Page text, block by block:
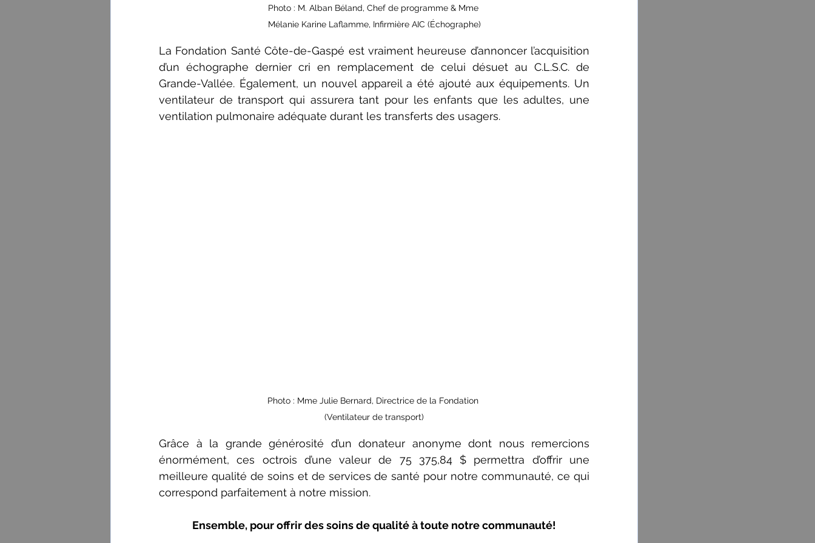
Photo : M. Alban Béland, Chef de programme & Mme
Mélanie Karine Laflamme, Infirmière AIC (Échographe)
La Fondation Santé Côte-de-Gaspé est vraiment heureuse d’annoncer l’acquisition
d’un échographe dernier cri en remplacement de celui désuet au C.L.S.C. de
Grande-Vallée. Également, un nouvel appareil a été ajouté aux équipements. Un
ventilateur de transport qui assurera tant pour les enfants que les adultes, une
ventilation pulmonaire adéquate durant les transferts des usagers.
Photo : Mme Julie Bernard, Directrice de la Fondation
(Ventilateur de transport)
Grâce à la grande générosité d’un donateur anonyme dont nous remercions
énormément, ces octrois d’une valeur de 75 375,84 $ permettra d’offrir une
meilleure qualité de soins et de services de santé pour notre communauté, ce qui
correspond parfaitement à notre mission.
Ensemble, pour offrir des soins de qualité à toute notre communauté!